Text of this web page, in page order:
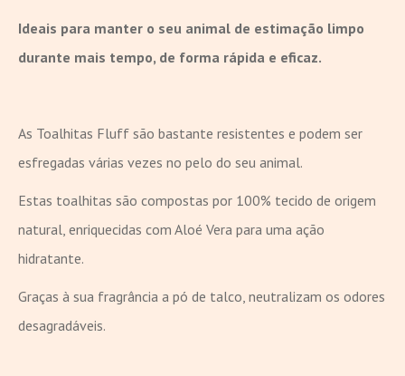
Ideais para manter o seu animal de estimação limpo
durante mais tempo, de forma rápida e eficaz.
As Toalhitas Fluff são bastante resistentes e podem ser
esfregadas várias vezes no pelo do seu animal.
Estas toalhitas são compostas por 100% tecido de origem
natural, enriquecidas com Aloé Vera para uma ação
hidratante.
Graças à sua fragrância a pó de talco, neutralizam os odores
desagradáveis.